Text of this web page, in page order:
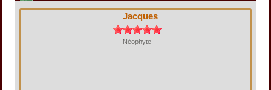
Jacques
Néophyte